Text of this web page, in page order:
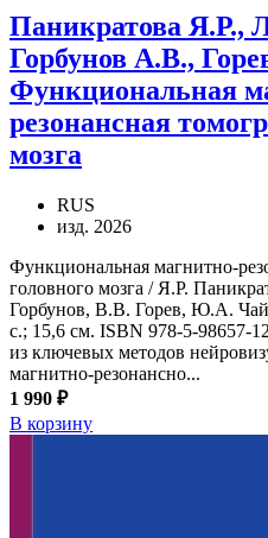
Паникратова Я.Р.,
Горбунов А.В.,
Функциональная
резонансная
мозга
RUS
изд. 2026
Функциональная магнитно-
головного мозга / Я.Р.
Горбунов, В.В. Горев, Ю.А.
с.; 15,6 см. ISBN 978-5-98657-
из ключевых методов
магнитно-резонансно...
1 990 ₽
В корзину